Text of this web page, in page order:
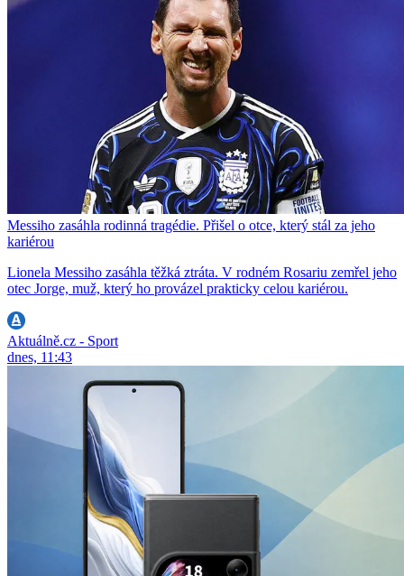
Messiho zasáhla rodinná tragédie. Přišel o otce, který stál za jeho
kariérou
Lionela Messiho zasáhla těžká ztráta. V rodném Rosariu zemřel jeho
otec Jorge, muž, který ho provázel prakticky celou kariérou.
Aktuálně.cz - Sport
dnes, 11:43